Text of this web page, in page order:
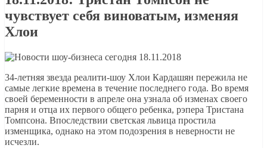
чувствует себя виноватым, изменяя
Хлои
34-летняя звезда реалити-шоу Хлои Кардашян пережила не
самые легкие времена в течение последнего года. Во время
своей беременности в апреле она узнала об изменах своего
парня и отца их первого общего ребенка, рэпера Тристана
Томпсона. Впоследствии светская львица простила
изменщика, однако на этом подозрения в неверности не
исчезли.